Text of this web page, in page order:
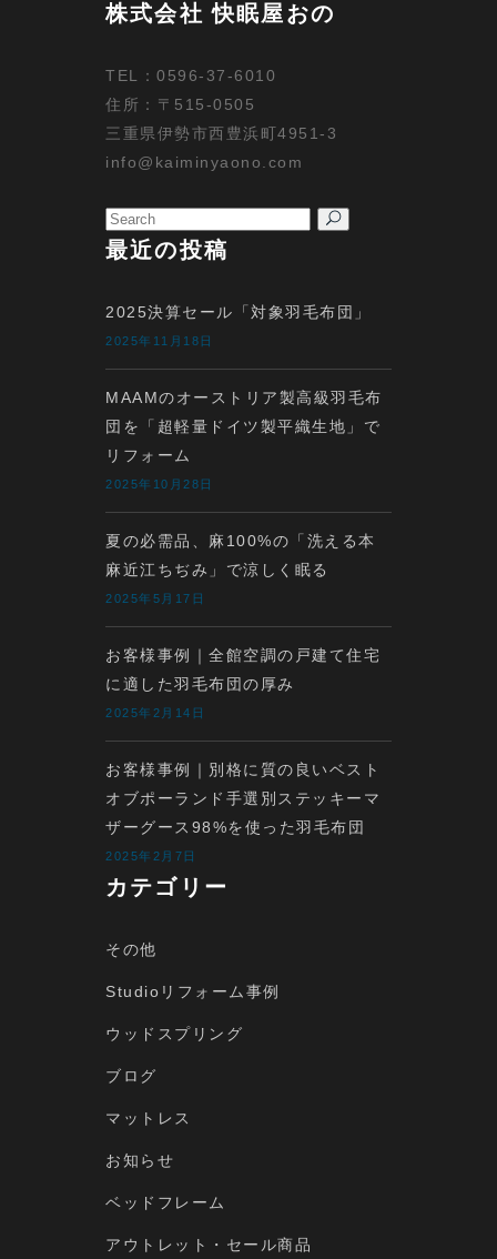
株式会社 快眠屋おの
TEL：0596-37-6010
住所：〒515-0505
三重県伊勢市西豊浜町4951-3
info@kaiminyaono.com
Search
for:
最近の投稿
2025決算セール「対象羽毛布団」
2025年11月18日
MAAMのオーストリア製高級羽毛布
団を「超軽量ドイツ製平織生地」で
リフォーム
2025年10月28日
夏の必需品、麻100%の「洗える本
麻近江ちぢみ」で涼しく眠る
2025年5月17日
お客様事例｜全館空調の戸建て住宅
に適した羽毛布団の厚み
2025年2月14日
お客様事例｜別格に質の良いベスト
オブポーランド手選別ステッキーマ
ザーグース98%を使った羽毛布団
2025年2月7日
カテゴリー
その他
Studioリフォーム事例
ウッドスプリング
ブログ
マットレス
お知らせ
ベッドフレーム
アウトレット・セール商品